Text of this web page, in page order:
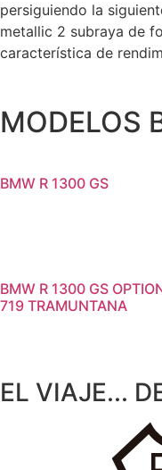
persiguiendo la
metallic 2 subraya de
característica de
MODELOS
BMW R 1300 GS
BMW R 1300 GS
719 TRAMUNTANA
EL VIAJE...